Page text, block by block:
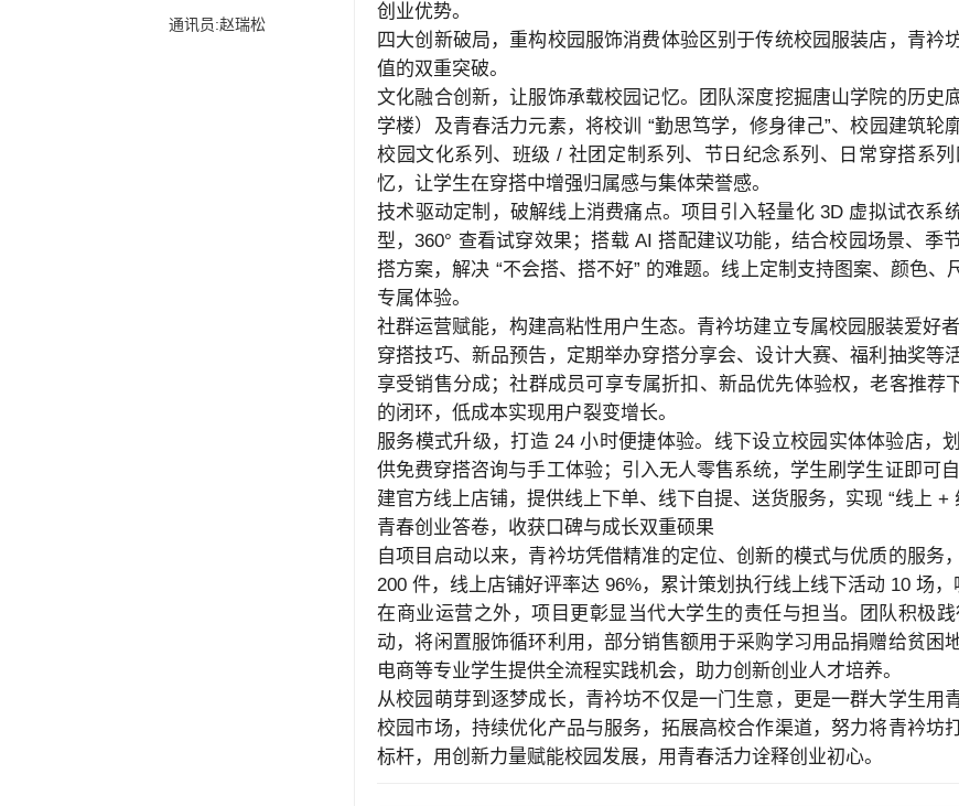
通讯员:赵瑞松
创业优势。
四大创新破局，重构校园服饰消费体验区别于传统校园服装店，青
值的双重突破。
文化融合创新，让服饰承载校园记忆。团队深度挖掘唐山学院的历史
学楼）及青春活力元素，将校训 “勤思笃学，修身律己”、校园建筑
校园文化系列、班级 / 社团定制系列、节日纪念系列、日常穿搭系
忆，让学生在穿搭中增强归属感与集体荣誉感。
技术驱动定制，破解线上消费痛点。项目引入轻量化 3D 虚拟试衣系
型，360° 查看试穿效果；搭载 AI 搭配建议功能，结合校园场景、季
搭方案，解决 “不会搭、搭不好” 的难题。线上定制支持图案、颜色
专属体验。
社群运营赋能，构建高粘性用户生态。青衿坊建立专属校园服装爱好
穿搭技巧、新品预告，定期举办穿搭分享会、设计大赛、福利抽奖等
享受销售分成；社群成员可享专属折扣、新品优先体验权，老客推荐
的闭环，低成本实现用户裂变增长。
服务模式升级，打造 24 小时便捷体验。线下设立校园实体体验店，
供免费穿搭咨询与手工体验；引入无人零售系统，学生刷学生证即可
建官方线上店铺，提供线上下单、线下自提、送货服务，实现 “线上 +
青春创业答卷，收获口碑与成长双重硕果
自项目启动以来，青衿坊凭借精准的定位、创新的模式与优质的服
200 件，线上店铺好评率达 96%，累计策划执行线上线下活动 10 场
在商业运营之外，项目更彰显当代大学生的责任与担当。团队积极
动，将闲置服饰循环利用，部分销售额用于采购学习用品捐赠给贫困
电商等专业学生提供全流程实践机会，助力创新创业人才培养。
从校园萌芽到逐梦成长，青衿坊不仅是一门生意，更是一群大学生
校园市场，持续优化产品与服务，拓展高校合作渠道，努力将青衿坊
标杆，用创新力量赋能校园发展，用青春活力诠释创业初心。